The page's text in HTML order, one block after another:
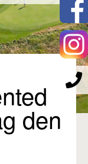
den